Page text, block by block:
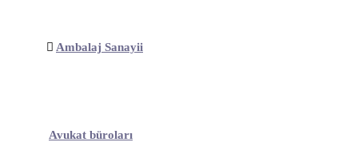
Ambalaj Sanayii
Avukat büroları